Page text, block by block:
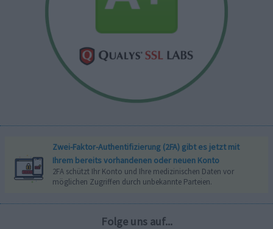
Zwei-Faktor-Authentifizierung (2FA) gibt es jetzt mit
Ihrem bereits vorhandenen oder neuen Konto
2FA schützt Ihr Konto und Ihre medizinischen Daten vor
möglichen Zugriffen durch unbekannte Parteien.
Folge uns auf...